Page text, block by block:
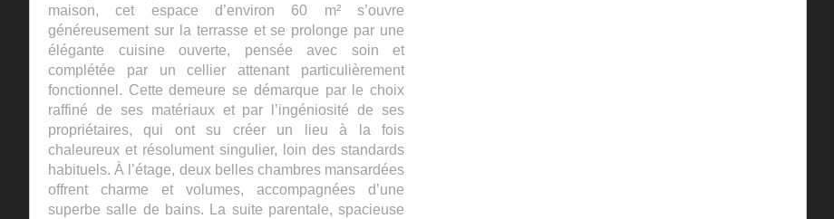
maison, cet espace d’environ 60 m² s’ouvre
généreusement sur la terrasse et se prolonge par une
élégante cuisine ouverte, pensée avec soin et
complétée par un cellier attenant particulièrement
fonctionnel. Cette demeure se démarque par le choix
raffiné de ses matériaux et par l’ingéniosité de ses
propriétaires, qui ont su créer un lieu à la fois
chaleureux et résolument singulier, loin des standards
habituels. À l’étage, deux belles chambres mansardées
offrent charme et volumes, accompagnées d’une
superbe salle de bains. La suite parentale, spacieuse